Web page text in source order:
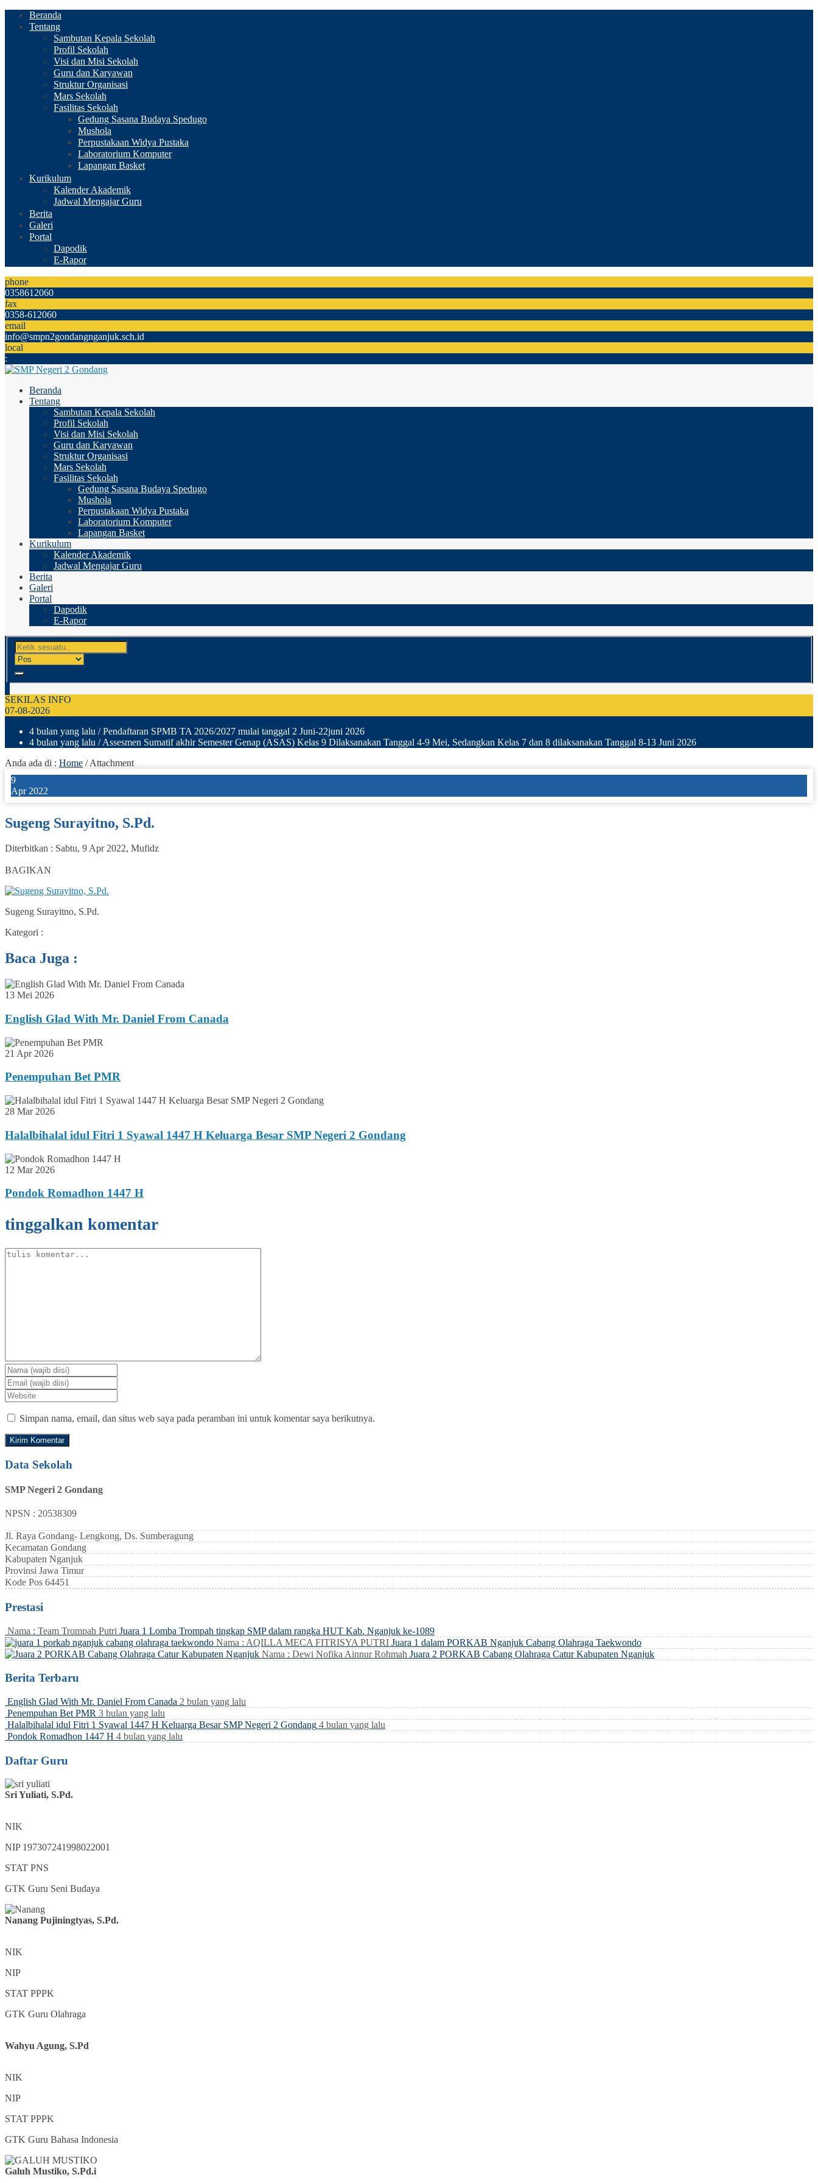
Beranda
Tentang
Sambutan Kepala Sekolah
Profil Sekolah
Visi dan Misi Sekolah
Guru dan Karyawan
Struktur Organisasi
Mars Sekolah
Fasilitas Sekolah
Gedung Sasana Budaya Spedugo
Mushola
Perpustakaan Widya Pustaka
Laboratorium Komputer
Lapangan Basket
Kurikulum
Kalender Akademik
Jadwal Mengajar Guru
Berita
Galeri
Portal
Dapodik
E-Rapor
phone
0358612060
fax
0358-612060
email
info@smpn2gondangnganjuk.sch.id
local
:
Beranda
Tentang
Sambutan Kepala Sekolah
Profil Sekolah
Visi dan Misi Sekolah
Guru dan Karyawan
Struktur Organisasi
Mars Sekolah
Fasilitas Sekolah
Gedung Sasana Budaya Spedugo
Mushola
Perpustakaan Widya Pustaka
Laboratorium Komputer
Lapangan Basket
Kurikulum
Kalender Akademik
Jadwal Mengajar Guru
Berita
Galeri
Portal
Dapodik
E-Rapor
SEKILAS INFO
07-08-2026
4 bulan yang lalu / Pendaftaran SPMB TA 2026/2027 mulai tanggal 2 Juni-22juni 2026
4 bulan yang lalu / Assesmen Sumatif akhir Semester Genap (ASAS) Kelas 9 Dilaksanakan Tanggal 4-9 Mei, Sedangkan Kelas 7 dan 8 dilaksanakan Tanggal 8-13 Juni 2026
Anda ada di : Home / Attachment
9
Apr 2022
Sugeng Surayitno, S.Pd.
Diterbitkan : Sabtu, 9 Apr 2022, Mufidz
BAGIKAN
Sugeng Surayitno, S.Pd.
Kategori :
Baca Juga :
13 Mei 2026
English Glad With Mr. Daniel From Canada
21 Apr 2026
Penempuhan Bet PMR
28 Mar 2026
Halalbihalal idul Fitri 1 Syawal 1447 H Keluarga Besar SMP Negeri 2 Gondang
12 Mar 2026
Pondok Romadhon 1447 H
tinggalkan komentar
Simpan nama, email, dan situs web saya pada peramban ini untuk komentar saya berikutnya.
Data Sekolah
SMP Negeri 2 Gondang
NPSN : 20538309
Jl. Raya Gondang- Lengkong, Ds. Sumberagung
Kecamatan Gondang
Kabupaten Nganjuk
Provinsi Jawa Timur
Kode Pos 64451
Prestasi
Nama : Team Trompah Putri Juara 1 Lomba Trompah tingkap SMP dalam rangka HUT Kab. Nganjuk ke-1089
Nama : AQILLA MECA FITRISYA PUTRI Juara 1 dalam PORKAB Nganjuk Cabang Olahraga Taekwondo
Nama : Dewi Nofika Ainnur Rohmah Juara 2 PORKAB Cabang Olahraga Catur Kabupaten Nganjuk
Berita Terbaru
English Glad With Mr. Daniel From Canada 2 bulan yang lalu
Penempuhan Bet PMR 3 bulan yang lalu
Halalbihalal idul Fitri 1 Syawal 1447 H Keluarga Besar SMP Negeri 2 Gondang 4 bulan yang lalu
Pondok Romadhon 1447 H 4 bulan yang lalu
Daftar Guru
Sri Yuliati, S.Pd.
NIK
NIP 197307241998022001
STAT PNS
GTK Guru Seni Budaya
Nanang Pujiningtyas, S.Pd.
NIK
NIP
STAT PPPK
GTK Guru Olahraga
Wahyu Agung, S.Pd
NIK
NIP
STAT PPPK
GTK Guru Bahasa Indonesia
Galuh Mustiko, S.Pd.i